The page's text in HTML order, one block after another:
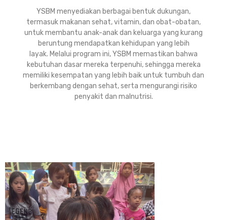
YSBM menyediakan berbagai bentuk dukungan,
termasuk makanan sehat, vitamin, dan obat-obatan,
untuk membantu anak-anak dan keluarga yang kurang
beruntung mendapatkan kehidupan yang lebih
layak. Melalui program ini, YSBM memastikan bahwa
kebutuhan dasar mereka terpenuhi, sehingga mereka
memiliki kesempatan yang lebih baik untuk tumbuh dan
berkembang dengan sehat, serta mengurangi risiko
penyakit dan malnutrisi.